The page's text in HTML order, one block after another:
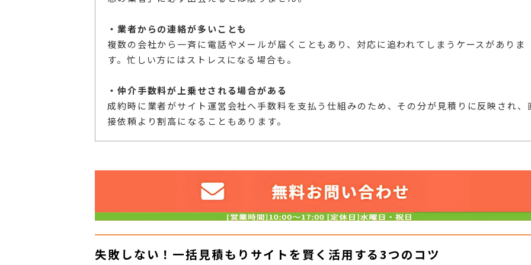
・業者からの連絡が多いことも
複数の会社から一斉に電話やメールが届くこともあり、対応に追われてしまうケースがありま
す。忙しい方にはストレスになる場合も。
・仲介手数料が上乗せされる場合がある
成約時に業者がサイト運営会社へ手数料を支払う仕組みのため、その分が見積りに反映され、
接依頼より割高になることもあります。
失敗しない！一括見積もりサイトを賢く活用する3つのコツ